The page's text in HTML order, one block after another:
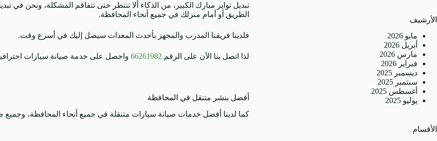
تبديل تواير مبارك الكبير، من الذكاء ألا تنتظر حتى تتفاقم المشكلة، ونحن في
الطريق أو أمام منزلك في جميع أنحاء المحافظة.
فلدينا فريقنا المدرب والمجهز بأحدث المعدات سيصل إليك في أسرع وقت.
لذا اتصل بنا الآن على الرقم 66261982واحصل على خدمة صيانة سيارات
أفضل بنشر متنقل في المحافظة
كما لدينا أفضل خدمات صيانة سيارات متنقلة في جميع أنحاء المحافظة، وجميع
الأرشيف
مايو 2026
أبريل 2026
مارس 2026
فبراير 2026
ديسمبر 2025
سبتمبر 2025
أغسطس 2025
يوليو 2025
الأقسام